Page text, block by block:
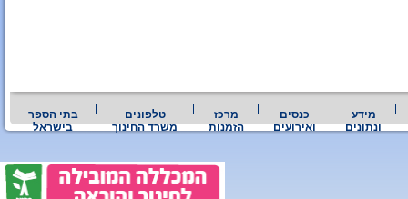
מידע
ונתונים
כנסים
ואירועים
מרכז
הזמנות
טלפונים
משרד החינוך
בתי הספר
בישראל